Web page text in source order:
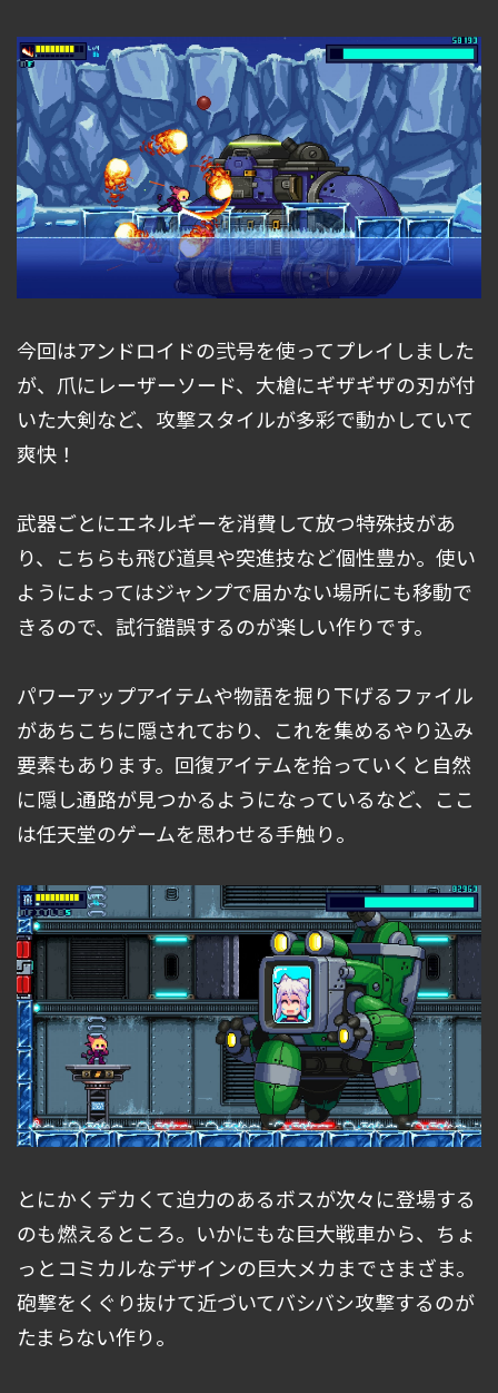
今回はアンドロイドの弐号を使ってプレイしました
が、爪にレーザーソード、大槍にギザギザの刃が付
いた大剣など、攻撃スタイルが多彩で動かしていて
爽快！
武器ごとにエネルギーを消費して放つ特殊技があ
り、こちらも飛び道具や突進技など個性豊か。使い
ようによってはジャンプで届かない場所にも移動で
きるので、試行錯誤するのが楽しい作りです。
パワーアップアイテムや物語を掘り下げるファイル
があちこちに隠されており、これを集めるやり込み
要素もあります。回復アイテムを拾っていくと自然
に隠し通路が見つかるようになっているなど、ここ
は任天堂のゲームを思わせる手触り。
とにかくデカくて迫力のあるボスが次々に登場する
のも燃えるところ。いかにもな巨大戦車から、ちょ
っとコミカルなデザインの巨大メカまでさまざま。
砲撃をくぐり抜けて近づいてバシバシ攻撃するのが
たまらない作り。